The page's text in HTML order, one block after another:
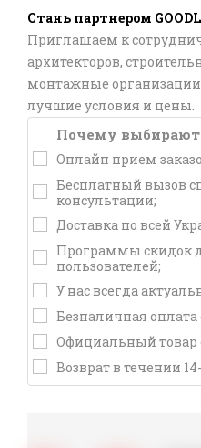
Стань партнером
Приглашаем к
архитекторов,
монтажные
лучшие условия и цены.
Почему выбирают
Онлайн прием
Бесплатный вызов
консультации;
Доставка по всей
Программы скидок
пользователей;
У нас всегда
Безналичная оплата
Официальный товар
Возврат в течении